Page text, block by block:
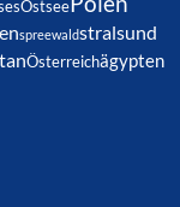
Ostsee
spreewaldstralsund
Österreichägypten